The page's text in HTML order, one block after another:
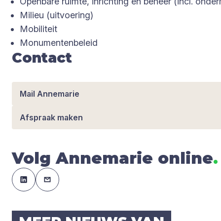
Milieu (uitvoering)
Mobiliteit
Monumentenbeleid
Contact
Mail Annemarie
Afspraak maken
Volg Annemarie online.